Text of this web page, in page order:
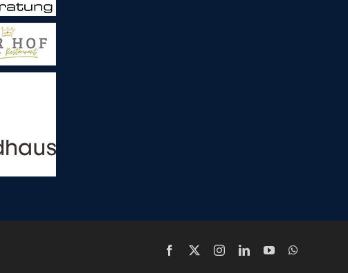
Facebook InstagramLinkedInYouTube